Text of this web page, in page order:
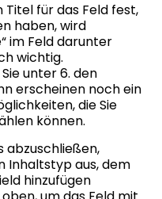
Titel für das Feld fest,
haben, wird
im Feld darunter
wichtig.
unter 6. den
erscheinen noch ein
die Sie
können.
abzuschließen,
Inhaltstyp aus, dem
hinzufügen